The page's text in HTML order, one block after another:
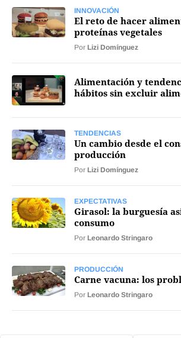
Regionales
Mercados
Seguinos
INNOVACIÓN
El reto de hacer
proteínas vegetales
Por Lizi Domínguez
Alimentación y
hábitos sin excluir
TENDENCIAS
Un cambio desde el
producción
Por Lizi Domínguez
EXPECTATIVAS
Girasol: la burguesía
consumo
Por Leonardo Stringaro
PRODUCCIÓN
Carne vacuna: los
Por Leonardo Stringaro